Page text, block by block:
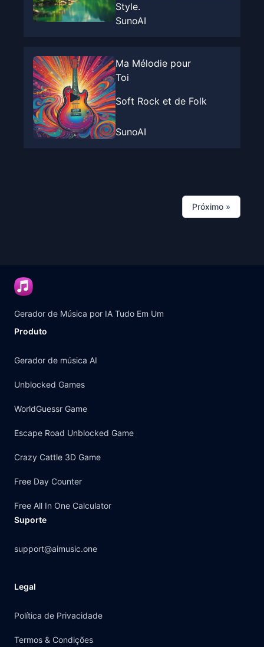
Style.
SunoAI
Ma Mélodie pour
Toi
Soft Rock et de Folk
SunoAI
Próximo »
Gerador de Música por IA Tudo Em Um
Produto
Gerador de música AI
Unblocked Games
WorldGuessr Game
Escape Road Unblocked Game
Crazy Cattle 3D Game
Free Day Counter
Free All In One Calculator
Suporte
support@aimusic.one
Legal
Política de Privacidade
Termos & Condições